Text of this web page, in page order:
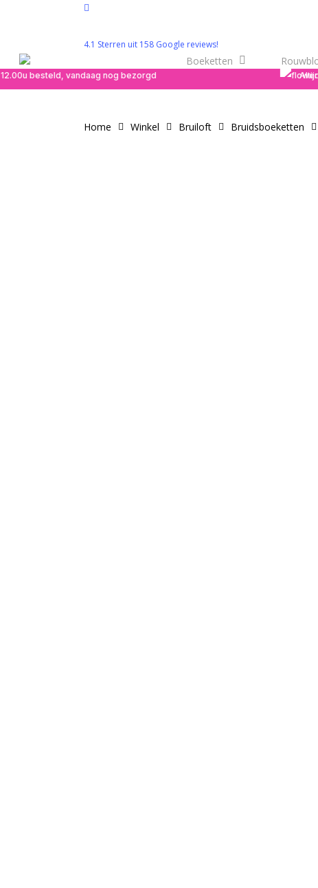
content
facebook
4.1 Sterren uit 158 Google reviews!
Boeketten
besteld, vandaag nog bezorgd
Home Winkel Bruiloft Bruidsboeketten